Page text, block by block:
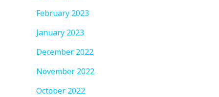
February 2023
January 2023
December 2022
November 2022
October 2022